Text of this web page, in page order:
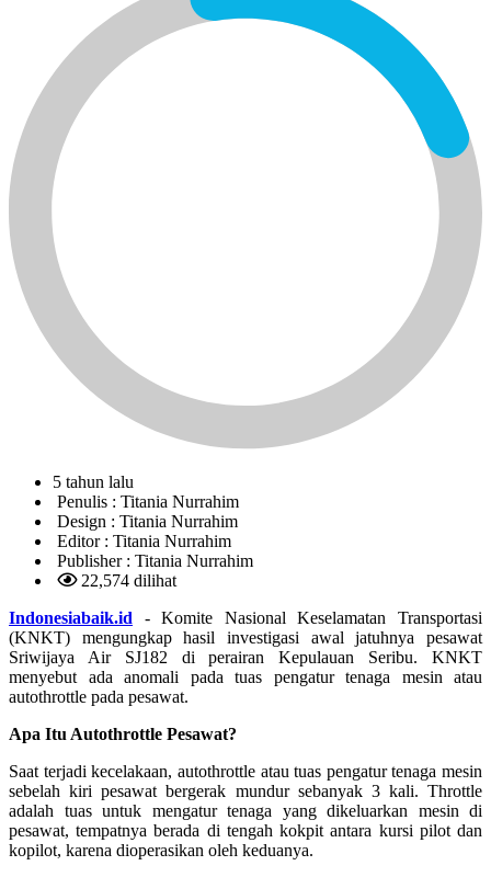
5 tahun lalu
Penulis : Titania Nurrahim
Design : Titania Nurrahim
Editor : Titania Nurrahim
Publisher : Titania Nurrahim
22,574 dilihat
Indonesiabaik.id - Komite Nasional Keselamatan Transportasi
(KNKT) mengungkap hasil investigasi awal jatuhnya pesawat
Sriwijaya Air SJ182 di perairan Kepulauan Seribu. KNKT
menyebut ada anomali pada tuas pengatur tenaga mesin atau
autothrottle pada pesawat.
Apa Itu Autothrottle Pesawat?
Saat terjadi kecelakaan, autothrottle atau tuas pengatur tenaga mesin
sebelah kiri pesawat bergerak mundur sebanyak 3 kali. Throttle
adalah tuas untuk mengatur tenaga yang dikeluarkan mesin di
pesawat, tempatnya berada di tengah kokpit antara kursi pilot dan
kopilot, karena dioperasikan oleh keduanya.